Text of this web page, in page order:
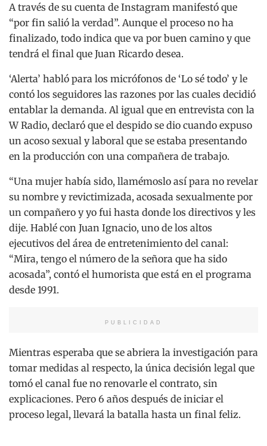
A través de su cuenta de Instagram manifestó que
“por fin salió la verdad”. Aunque el proceso no ha
finalizado, todo indica que va por buen camino y que
tendrá el final que Juan Ricardo desea.
‘Alerta’ habló para los micrófonos de ‘Lo sé todo’ y le
contó los seguidores las razones por las cuales decidió
entablar la demanda. Al igual que en entrevista con la
W Radio, declaró que el despido se dio cuando expuso
un acoso sexual y laboral que se estaba presentando
en la producción con una compañera de trabajo.
“Una mujer había sido, llamémoslo así para no revelar
su nombre y revictimizada, acosada sexualmente por
un compañero y yo fui hasta donde los directivos y les
dije. Hablé con Juan Ignacio, uno de los altos
ejecutivos del área de entretenimiento del canal:
“Mira, tengo el número de la señora que ha sido
acosada”, contó el humorista que está en el programa
desde 1991.
PUBLICIDAD
Mientras esperaba que se abriera la investigación para
tomar medidas al respecto, la única decisión legal que
tomó el canal fue no renovarle el contrato, sin
explicaciones. Pero 6 años después de iniciar el
proceso legal, llevará la batalla hasta un final feliz.